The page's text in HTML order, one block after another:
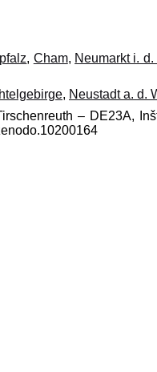
, Cham, Neumarkt i. d.
, Neustadt a. d.
– DE23A,